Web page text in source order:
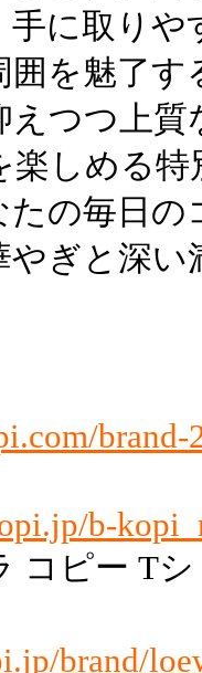
に取りや
を魅了す
えつつ上質
楽しめる
の毎日の
やぎと深い
brand-
b-
コピー Tシ
brand/